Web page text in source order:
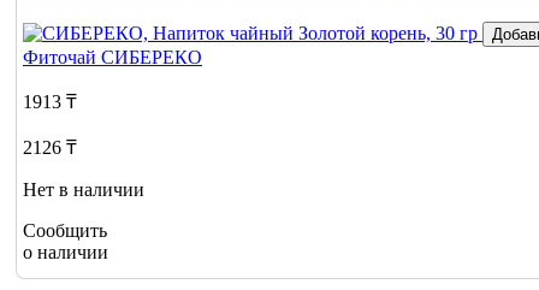
Фиточай СИБЕРЕКО
1913 ₸
2126 ₸
Нет в наличии
Сообщить
о наличии